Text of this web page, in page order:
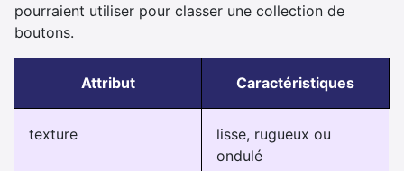
pourraient utiliser pour classer une collection de
boutons.
Attribut Caractéristiques
texture
lisse, rugueux ou
ondulé